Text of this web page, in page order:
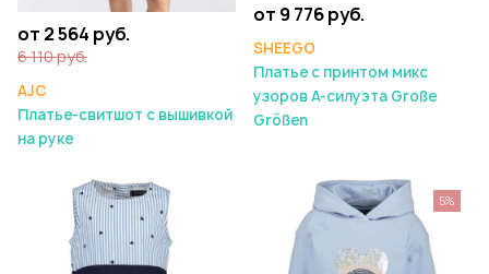
от 2 564 руб.
6 110 руб.
AJC
Платье-свитшот с вышивкой
на руке
от 9 776 руб.
SHEEGO
Платье с принтом микс
узоров А-силуэта Große
Größen
5%